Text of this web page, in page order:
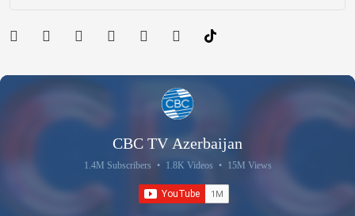
CBC TV Azerbaijan
1.4M Subscribers • 1.8K Videos • 15M Views